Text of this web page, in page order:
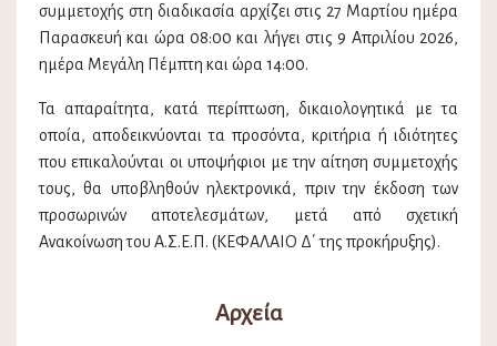
συμμετοχής στη διαδικασία αρχίζει στις 27 Μαρτίου ημέρα
Παρασκευή και ώρα 08:00 και λήγει στις 9 Απριλίου 2026,
ημέρα Μεγάλη Πέμπτη και ώρα 14:00.
Τα απαραίτητα, κατά περίπτωση, δικαιολογητικά με τα
οποία, αποδεικνύονται τα προσόντα, κριτήρια ή ιδιότητες
που επικαλούνται οι υποψήφιοι με την αίτηση συμμετοχής
τους, θα υποβληθούν ηλεκτρονικά, πριν την έκδοση των
προσωρινών αποτελεσμάτων, μετά από σχετική
Ανακοίνωση του Α.Σ.Ε.Π. (ΚΕΦΑΛΑΙΟ Δ΄ της προκήρυξης).
Αρχεία